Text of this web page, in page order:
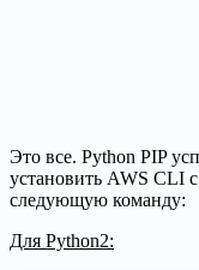
Это все. Python PIP
установить AWS CLI
следующую команду:
Для Python2: